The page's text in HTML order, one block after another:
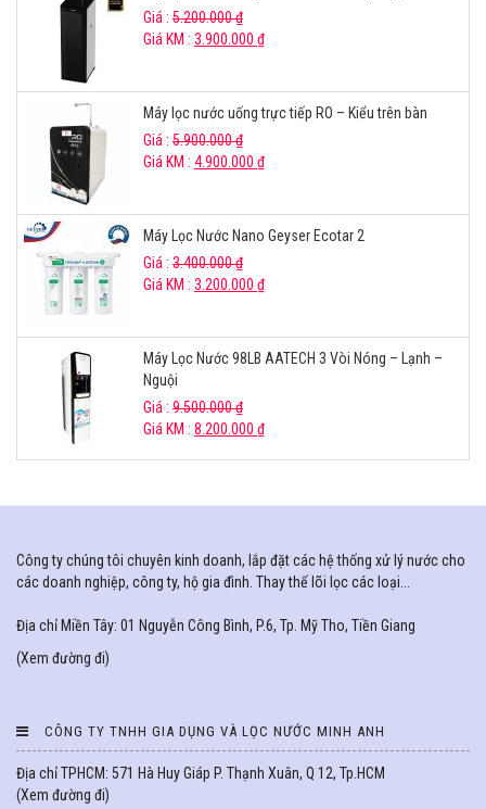
Giá : 5.200.000₫
Giá KM : 3.900.000 ₫
Máy lọc nước uống trực tiếp RO – Kiểu trên bàn
Giá : 5.900.000₫
Giá KM : 4.900.000 ₫
Máy Lọc Nước Nano Geyser Ecotar 2
Giá : 3.400.000₫
Giá KM : 3.200.000 ₫
Máy Lọc Nước 98LB AATECH 3 Vòi Nóng – Lạnh –
Nguội
Giá : 9.500.000₫
Giá KM : 8.200.000 ₫
Công ty chúng tôi chuyên kinh doanh, lắp đặt các hệ thống xử lý nước cho
các doanh nghiệp, công ty, hộ gia đình. Thay thế lõi lọc các loại...
Địa chỉ Miền Tây: 01 Nguyễn Công Bình, P.6, Tp. Mỹ Tho, Tiền Giang
(Xem đường đi)
CÔNG TY TNHH GIA DỤNG VÀ LỌC NƯỚC MINH ANH
Địa chỉ TPHCM: 571 Hà Huy Giáp P. Thạnh Xuân, Q 12, Tp.HCM
(Xem đường đi)